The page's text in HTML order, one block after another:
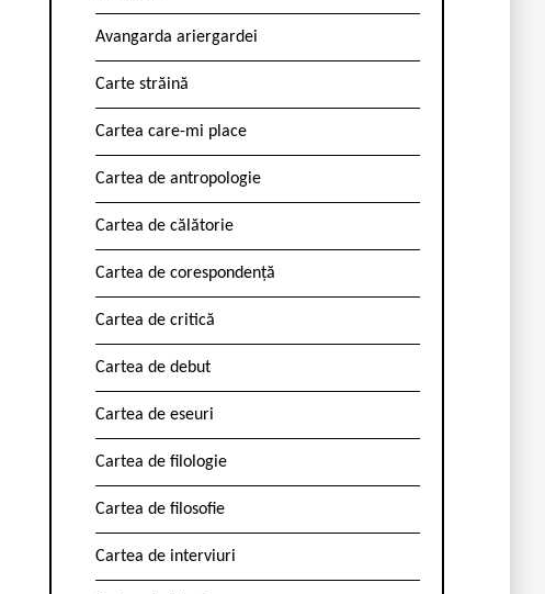
Avangarda ariergardei
Carte străină
Cartea care-mi place
Cartea de antropologie
Cartea de călătorie
Cartea de corespondență
Cartea de critică
Cartea de debut
Cartea de eseuri
Cartea de filologie
Cartea de filosofie
Cartea de interviuri